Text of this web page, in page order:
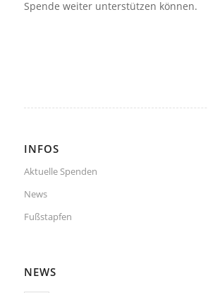
Spende weiter unterstützen können.
INFOS
Aktuelle Spenden
News
Fußstapfen
NEWS